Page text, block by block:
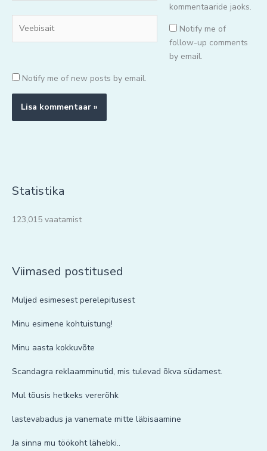
kommentaaride jaoks.
Notify me of
follow-up comments
by email.
Notify me of new posts by email.
Statistika
123,015 vaatamist
Viimased postitused
Muljed esimesest perelepitusest
Minu esimene kohtuistung!
Minu aasta kokkuvõte
Scandagra reklaamminutid, mis tulevad õkva südamest.
Mul tõusis hetkeks vererõhk
lastevabadus ja vanemate mitte läbisaamine
Ja sinna mu töökoht lähebki..